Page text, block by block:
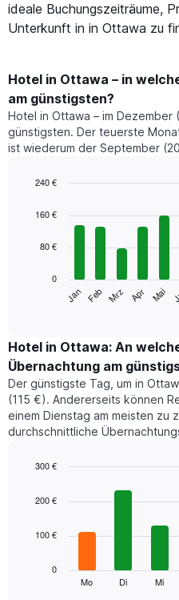
ideale Buchungszeiträume,
Unterkunft in in Ottawa zu
Hotel in Ottawa – in
am günstigsten?
Hotel in Ottawa – im Dezember
günstigsten. Der teuerste
ist wiederum der September
chart
bars.
folgende
den
durchschnittlichen
Zimmerpreis
im
jeweiligen
Monat
an.
Diagramm
die
Monate
graphic.
Jan Feb Mrz Apr Mai
0
80 €
160 €
240 €
Hotel in Ottawa: An
Übernachtung am
Der günstigste Tag, um in
(115 €). Andererseits können
einem Dienstag am meisten zu
durchschnittliche
chart
bars.
Mo Di Mi
0
100 €
200 €
300 €